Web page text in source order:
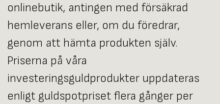
onlinebutik, antingen med försäkrad
hemleverans eller, om du föredrar,
genom att hämta produkten själv.
Priserna på våra
investeringsguldprodukter uppdateras
enligt guldspotpriset flera gånger per